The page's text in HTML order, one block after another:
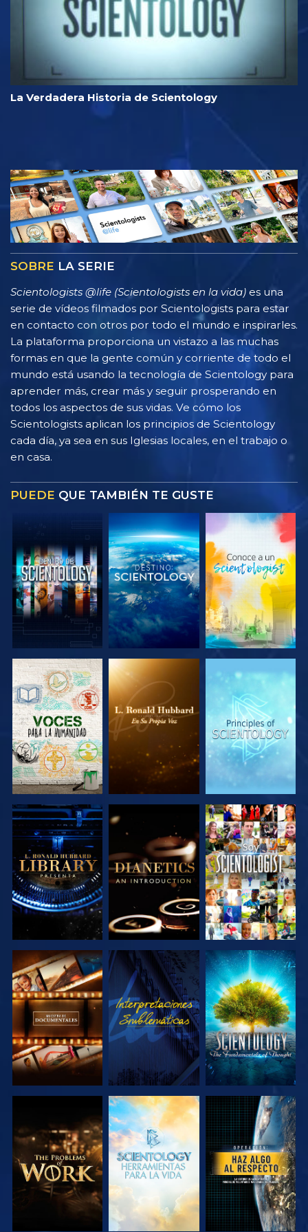
La Verdadera Historia de Scientology
SOBRE LA SERIE
Scientologists @life (Scientologists en la vida) es una
serie de vídeos filmados por Scientologists para estar
en contacto con otros por todo el mundo e inspirarles.
La plataforma proporciona un vistazo a las muchas
formas en que la gente común y corriente de todo el
mundo está usando la tecnología de Scientology para
aprender más, crear más y seguir prosperando en
todos los aspectos de sus vidas. Ve cómo los
Scientologists aplican los principios de Scientology
cada día, ya sea en sus Iglesias locales, en el trabajo o
en casa.
PUEDE QUE TAMBIÉN TE GUSTE
EXPLORA LAS
SERIES
EXPLORA LAS
SERIES
EXPLORA LAS
SERIES
EXPLORA LAS
SERIES
EXPLORA LAS
SERIES
VE
EXPLORA LAS
SERIES
VE
EXPLORA LAS
SERIES
EXPLORA LAS
SERIES
EXPLORA LAS
SERIES
VE